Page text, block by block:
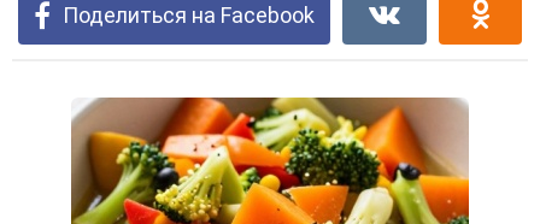
Поделиться на Facebook